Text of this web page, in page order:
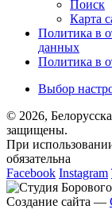
Поиск
Карта
Политика в
данных
Политика в
Выбор
© 2026,
защищены.
При
обязательна
Facebook Instagram
Создание сайта —